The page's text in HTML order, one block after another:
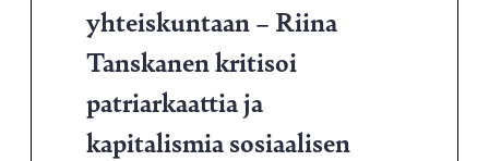
yhteiskuntaan – Riina
Tanskanen kritisoi
patriarkaattia ja
kapitalismia sosiaalisen